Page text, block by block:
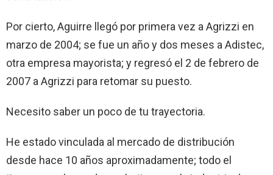
Por cierto, Aguirre llegó por primera vez a Agrizzi en
marzo de 2004; se fue un año y dos meses a Adistec,
otra empresa mayorista; y regresó el 2 de febrero de
2007 a Agrizzi para retomar su puesto.
Necesito saber un poco de tu trayectoria.
He estado vinculada al mercado de distribución
desde hace 10 años aproximadamente; todo el